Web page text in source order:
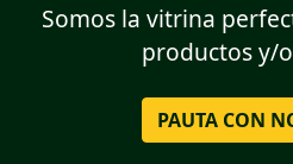
Somos la vitrina
productos y/
PAUTA CON